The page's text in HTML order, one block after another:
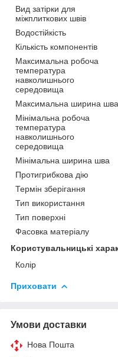
Вид затірки для
міжплиткових швів
Водостійкість
Кількість компонентів
Максимальна робоча
температура
навколишнього
середовища
Максимальна ширина шва
Мінімальна робоча
температура
навколишнього
середовища
Мінімальна ширина шва
Протигрибкова дію
Термін зберігання
Тип використання
Тип поверхні
Фасовка матеріалу
Користувальницькі
Колір
Приховати
Умови доставки
Нова Пошта